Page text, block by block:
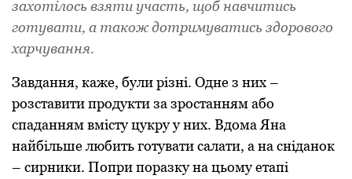
захотілось взяти участь, щоб навчитись
готувати, а також дотримуватись здорового
харчування.
Завдання, каже, були різні. Одне з них –
розставити продукти за зростанням або
спаданням вмісту цукру у них. Вдома Яна
найбільше любить готувати салати, а на сніданок
– сирники. Попри поразку на цьому етапі